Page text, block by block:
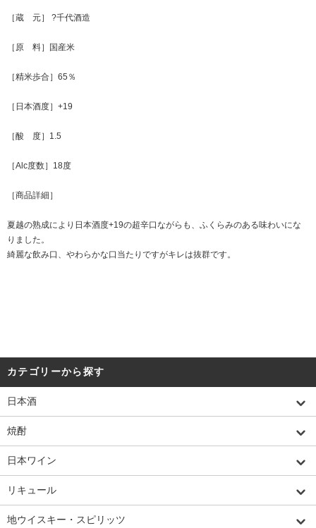
［蔵 元］ ?千代酒造
［原 料］国産米
［精米歩合］65％
［日本酒度］+19
［酸 度］1.5
［Alc度数］18度
［商品詳細］
夏越の熟成により日本酒度+19の超辛口ながらも、ふくらみのある味わいにな
りました。
綺麗な飲み口、やわらかな口当たりですがキレは抜群です。
カテゴリーから探す
日本酒
焼酎
日本ワイン
リキュール
地ウイスキー・スピリッツ